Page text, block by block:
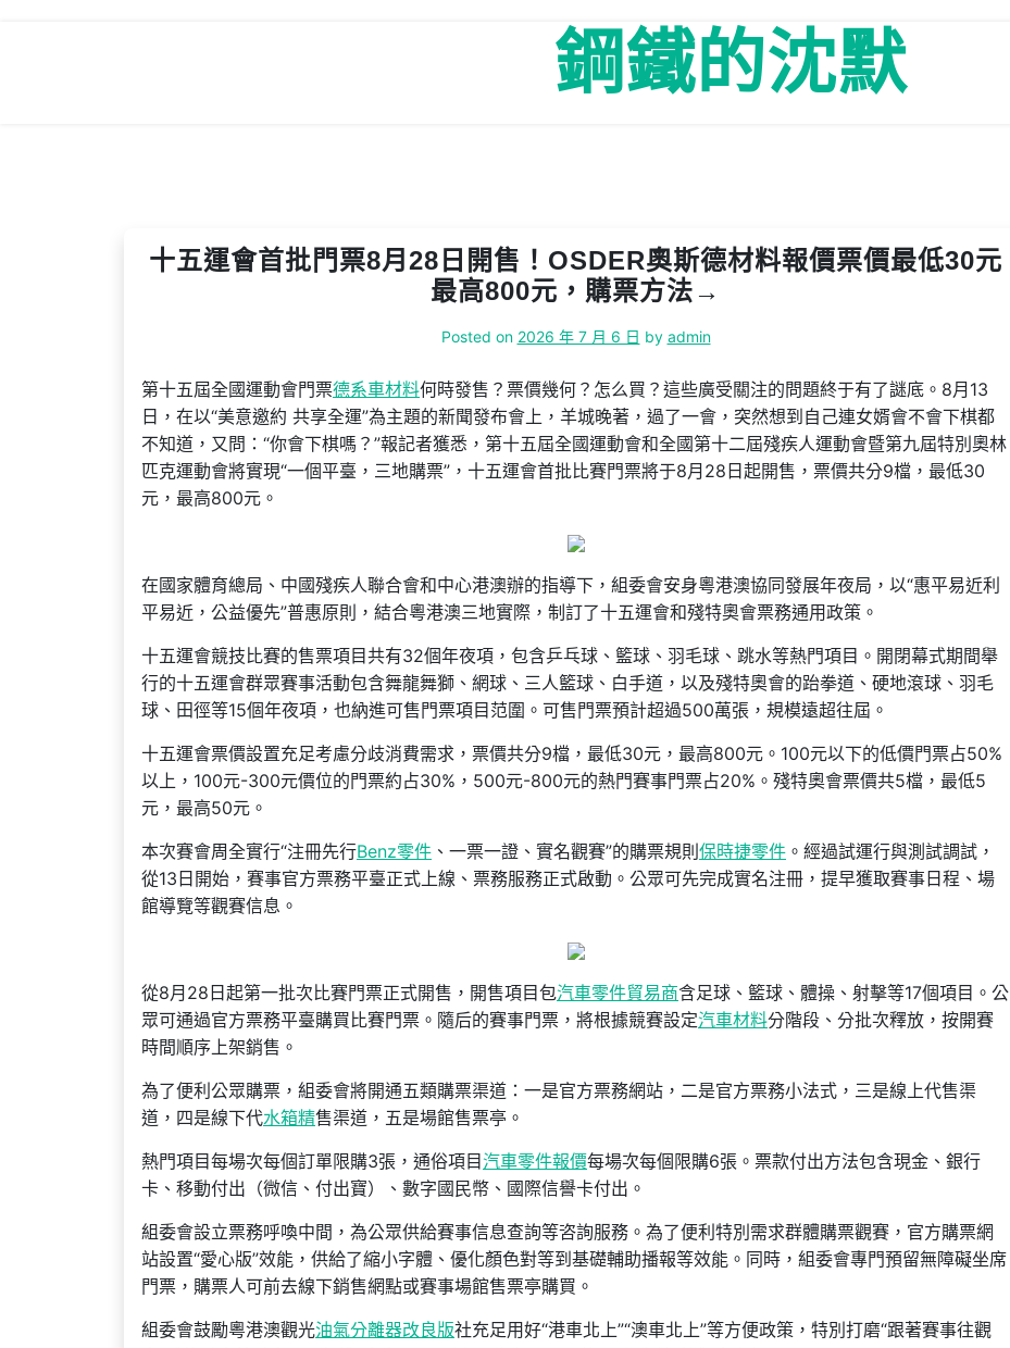
鋼鐵的沈默
十五運會首批門票8月28日開售！OSDER奧斯德材料報價票價最低30元
最高800元，購票方法→
Posted on 2026 年 7 月 6 日 by admin
第十五屆全國運動會門票德系車材料何時發售？票價幾何？怎么買？這些廣受關注的問題終于有了謎底。8月13
日，在以“美意邀約 共享全運”為主題的新聞發布會上，羊城晚著，過了一會，突然想到自己連女婿會不會下棋都
不知道，又問：“你會下棋嗎？”報記者獲悉，第十五屆全國運動會和全國第十二屆殘疾人運動會暨第九屆特別奧林
匹克運動會將實現“一個平臺，三地購票”，十五運會首批比賽門票將于8月28日起開售，票價共分9檔，最低30
元，最高800元。
在國家體育總局、中國殘疾人聯合會和中心港澳辦的指導下，組委會安身粵港澳協同發展年夜局，以“惠平易近利
平易近，公益優先”普惠原則，結合粵港澳三地實際，制訂了十五運會和殘特奧會票務通用政策。
十五運會競技比賽的售票項目共有32個年夜項，包含乒乓球、籃球、羽毛球、跳水等熱門項目。開閉幕式期間舉
行的十五運會群眾賽事活動包含舞龍舞獅、網球、三人籃球、白手道，以及殘特奧會的跆拳道、硬地滾球、羽毛
球、田徑等15個年夜項，也納進可售門票項目范圍。可售門票預計超過500萬張，規模遠超往屆。
十五運會票價設置充足考慮分歧消費需求，票價共分9檔，最低30元，最高800元。100元以下的低價門票占50%
以上，100元-300元價位的門票約占30%，500元-800元的熱門賽事門票占20%。殘特奧會票價共5檔，最低5
元，最高50元。
本次賽會周全實行“注冊先行Benz零件 、一票一證、實名觀賽”的購票規則 保時捷零件 。經過試運行與測試調試，
從13日開始，賽事官方票務平臺正式上線、票務服務正式啟動。公眾可先完成實名注冊，提早獲取賽事日程、場
館導覽等觀賽信息。
從8月28日起第一批次比賽門票正式開售，開售項目包汽車零件貿易商含足球、籃球、體操、射擊等17個項目。公
眾可通過官方票務平臺購買比賽門票。隨后的賽事門票，將根據競賽設定汽車材料分階段、分批次釋放，按開賽
時間順序上架銷售。
為了便利公眾購票，組委會將開通五類購票渠道：一是官方票務網站，二是官方票務小法式，三是線上代售渠
道，四是線下代水箱精售渠道，五是場館售票亭。
熱門項目每場次每個訂單限購3張，通俗項目汽車零件報價每場次每個限購6張。票款付出方法包含現金、銀行
卡、移動付出（微信、付出寶）、數字國民幣、國際信譽卡付出。
組委會設立票務呼喚中間，為公眾供給賽事信息查詢等咨詢服務。為了便利特別需求群體購票觀賽，官方購票網
站設置“愛心版”效能，供給了縮小字體、優化顏色對等到基礎輔助播報等效能。同時，組委會專門預留無障礙坐席
門票，購票人可前去線下銷售網點或賽事場館售票亭購買。
組委會鼓勵粵港澳觀光油氣分離器改良版社充足用好“港車北上”“澳車北上”等方便政策，特別打磨“跟著賽事往觀